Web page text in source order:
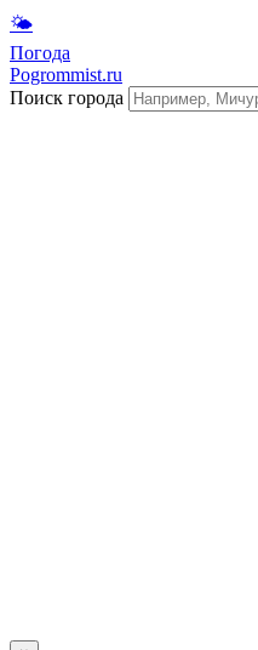
🌤
Погода
Pogrommist.ru
Поиск города